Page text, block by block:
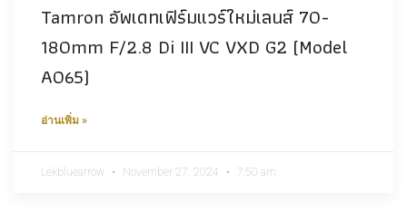
Tamron​ อัพเดทเฟิร์มแวร์ใหม่เลนส์ 70-
180mm F/2.8 Di III VC VXD G2 (Model
A065)
อ่านเพิ่ม »
Lekbluearrow November 27, 2024 7:50 am